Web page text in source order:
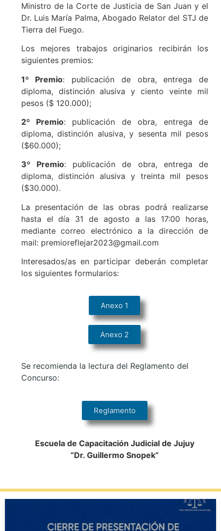
Ministro de la Corte de Justicia de San Juan y el
Dr. Luis María Palma, Abogado Relator del STJ de
Tierra del Fuego.
Los mejores trabajos originarios recibirán los
siguientes premios:
1º Premio: publicación de obra, entrega de
diploma, distinción alusiva y ciento veinte mil
pesos ($ 120.000);
2º Premio: publicación de obra, entrega de
diploma, distinción alusiva, y sesenta mil pesos
($60.000);
3º Premio: publicación de obra, entrega de
diploma, distinción alusiva y treinta mil pesos
($30.000).
La presentación de las obras podrá realizarse
hasta el día 31 de agosto a las 17:00 horas,
mediante correo electrónico a la dirección de
mail: premioreflejar2023@gmail.com
Interesados/as en participar deberán completar
los siguientes formularios:
Anexo 1
Anexo 2
Se recomienda la lectura del Reglamento del
Concurso:
Reglamento
Escuela de Capacitación Judicial de Jujuy
“Dr. Guillermo Snopek”